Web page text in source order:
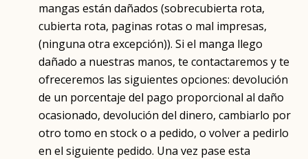
mangas están dañados (sobrecubierta rota,
cubierta rota, paginas rotas o mal impresas,
(ninguna otra excepción)). Si el manga llego
dañado a nuestras manos, te contactaremos y te
ofreceremos las siguientes opciones: devolución
de un porcentaje del pago proporcional al daño
ocasionado, devolución del dinero, cambiarlo por
otro tomo en stock o a pedido, o volver a pedirlo
en el siguiente pedido. Una vez pase esta